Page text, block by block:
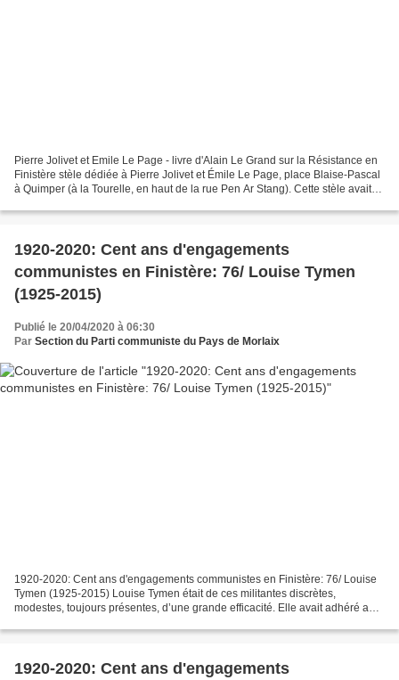
Pierre Jolivet et Emile Le Page - livre d'Alain Le Grand sur la Résistance en
Finistère stèle dédiée à Pierre Jolivet et Émile Le Page, place Blaise-Pascal
à Quimper (à la Tourelle, en haut de la rue Pen Ar Stang). Cette stèle avait
1920-2020: Cent ans d'engagements
communistes en Finistère: 76/ Louise Tymen
(1925-2015)
Publié le 20/04/2020 à 06:30
Par Section du Parti communiste du Pays de Morlaix
1920-2020: Cent ans d'engagements communistes en Finistère: 76/ Louise
Tymen (1925-2015) Louise Tymen était de ces militantes discrètes,
modestes, toujours présentes, d’une grande efficacité. Elle avait adhéré au
1920-2020: Cent ans d'engagements